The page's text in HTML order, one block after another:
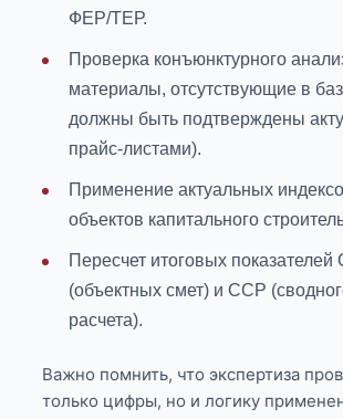
ФЕР/ТЕР.
Проверка конъюнктурного
материалы, отсутствующие в
должны быть подтверждены
прайс-листами).
Применение актуальных
объектов капитального
Пересчет итоговых показателей
(объектных смет) и ССР
расчета).
Важно помнить, что экспертиза
только цифры, но и логику